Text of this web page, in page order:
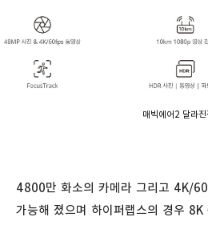
매빅에어2 달라진
4800만 화소의 카메라 그리고 4K/60
가능해 졌으며 하이퍼랩스의 경우 8K